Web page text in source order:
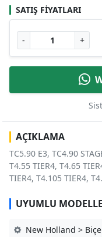
SATIŞ FIYATLARI
- +
AÇIKLAMA
TC5.90 E3, TC4.90
T4.55 TIER4, T4.65
TIER4, T4.105 TIER4,
UYUMLU
New Holland >